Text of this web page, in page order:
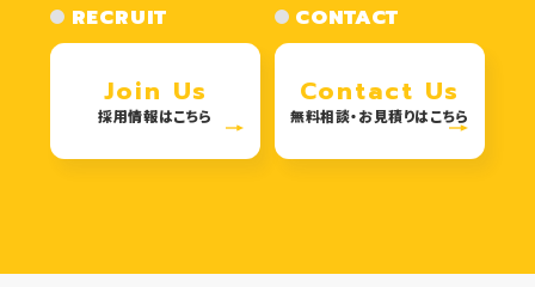
RECRUIT
Join Us
採用情報はこちら
CONTACT
Contact Us
無料相談・お見積りはこちら